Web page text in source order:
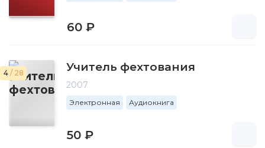
60 ₽
4 / 28 Учитель фехтования
2007
Электронная Аудиокнига
50 ₽